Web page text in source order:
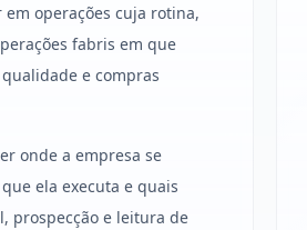
operações cuja rotina,
fabris em que
e compras
onde a empresa se
ela executa e quais
prospecção e leitura de